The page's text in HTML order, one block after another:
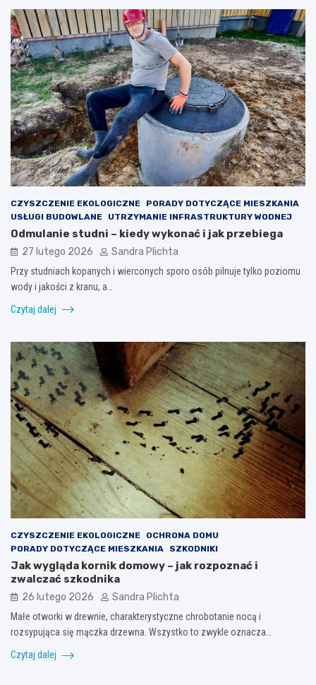
CZYSZCZENIE EKOLOGICZNE
PORADY DOTYCZĄCE MIESZKANIA
USŁUGI BUDOWLANE
UTRZYMANIE INFRASTRUKTURY WODNEJ
Odmulanie studni – kiedy wykonać i jak przebiega
27 lutego 2026 Sandra Plichta
Przy studniach kopanych i wierconych sporo osób pilnuje tylko poziomu
wody i jakości z kranu, a…
Czytaj dalej
CZYSZCZENIE EKOLOGICZNE
OCHRONA DOMU
PORADY DOTYCZĄCE MIESZKANIA
SZKODNIKI
Jak wygląda kornik domowy – jak rozpoznać i
zwalczać szkodnika
26 lutego 2026 Sandra Plichta
Małe otworki w drewnie, charakterystyczne chrobotanie nocą i
rozsypująca się mączka drzewna. Wszystko to zwykle oznacza…
Czytaj dalej